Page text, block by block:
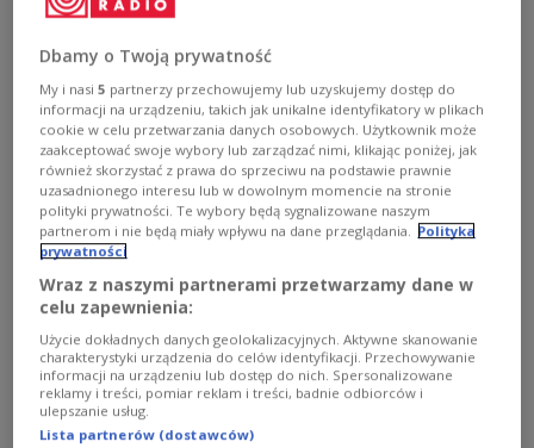
Warschau, 30.01.2026. Der stellvertretende Ministerpräsident und
Außenminister Radosław Sikorski während einer Pressekonferenz nach
einem Treffen mit dem luxemburgischen Außenminister Xavier Bettel im
Außenministerium in Warschau am 30. dieses Monats. (sko) PAP/Tomasz
Gzell PAP/Tomasz Gzell
Außenminister und Vizepremier Radosław
Sikorski reist am Montag zu politischen
Dbamy o Twoją prywatność
My i nasi5 partnerzy przechowujemy lub uzyskujemy dostęp do
informacji na urządzeniu, takich jak unikalne identyfikatory w plikach
cookie w celu przetwarzania danych osobowych. Użytkownik może
zaakceptować swoje wybory lub zarządzać nimi, klikając poniżej, jak
również skorzystać z prawa do sprzeciwu na podstawie prawnie
uzasadnionego interesu lub w dowolnym momencie na stronie
polityki prywatności. Te wybory będą sygnalizowane naszym
partnerom i nie będą miały wpływu na dane przeglądania. Polityka
prywatności
Wraz z naszymi partnerami przetwarzamy dane w
celu zapewnienia:
Użycie dokładnych danych geolokalizacyjnych. Aktywne skanowanie
charakterystyki urządzenia do celów identyfikacji. Przechowywanie
informacji na urządzeniu lub dostęp do nich. Spersonalizowane
reklamy i treści, pomiar reklam i treści, badnie odbiorców i
ulepszanie usług.
Lista partnerów (dostawców)